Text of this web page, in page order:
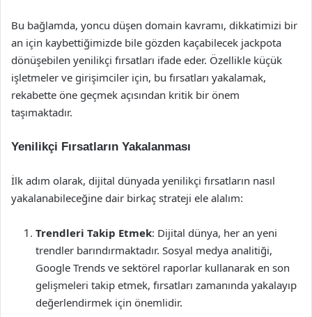
Bu bağlamda, yoncu düşen domain kavramı, dikkatimizi bir
an için kaybettiğimizde bile gözden kaçabilecek jackpota
dönüşebilen yenilikçi fırsatları ifade eder. Özellikle küçük
işletmeler ve girişimciler için, bu fırsatları yakalamak,
rekabette öne geçmek açısından kritik bir önem
taşımaktadır.
Yenilikçi Fırsatların Yakalanması
İlk adım olarak, dijital dünyada yenilikçi fırsatların nasıl
yakalanabileceğine dair birkaç strateji ele alalım:
Trendleri Takip Etmek: Dijital dünya, her an yeni
trendler barındırmaktadır. Sosyal medya analitiği,
Google Trends ve sektörel raporlar kullanarak en son
gelişmeleri takip etmek, fırsatları zamanında yakalayıp
değerlendirmek için önemlidir.